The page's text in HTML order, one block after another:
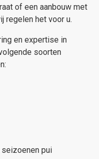
of een aanbouw met
regelen het voor u.
en expertise in
soorten
pui